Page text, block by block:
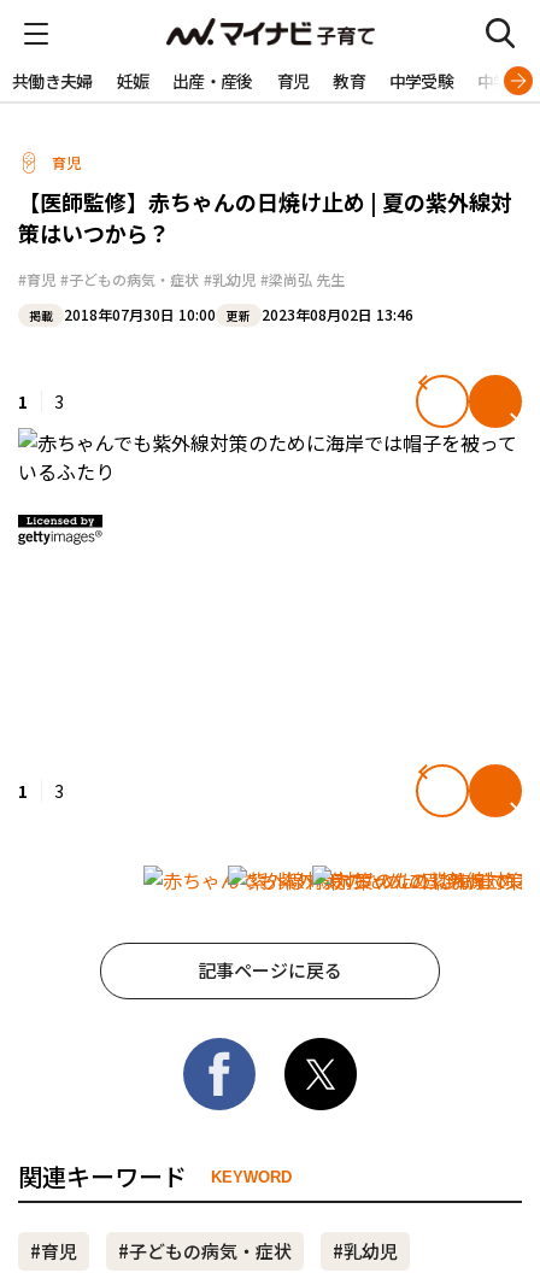
共働き夫婦 妊娠 出産・産後 育児 教育 中学受験 中学生
育児
【医師監修】赤ちゃんの日焼け止め | 夏の紫外線対
策はいつから？
#育児 #子どもの病気・症状 #乳幼児 #梁尚弘 先生
掲載 2018年07月30日 10:00 更新 2023年08月02日 13:46
1 3
1 3
記事ページに戻る
関連キーワード KEYWORD
#育児 #子どもの病気・症状
#乳幼児